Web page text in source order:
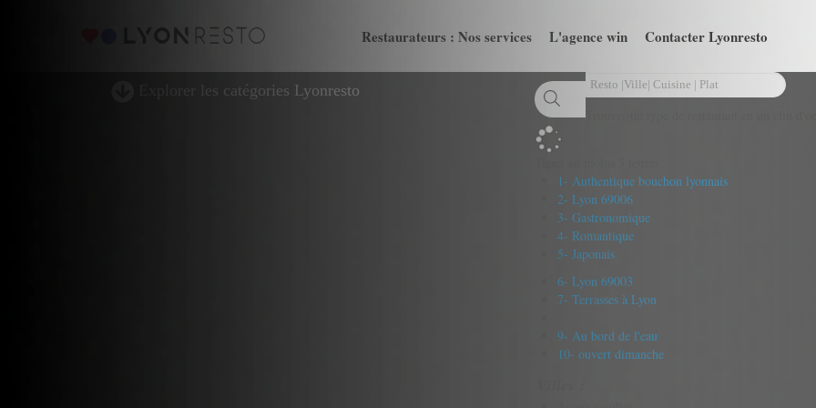
Restaurateurs : Nos services L'agence win Contacter Lyonresto
Explorer les catégories Lyonresto
1- Authentique bouchon lyonnais
2- Lyon 69006
3- Gastronomique
4- Romantique
5- Japonais
6- Lyon 69003
7- Terrasses à Lyon
9- Au bord de l'eau
10- ouvert dimanche